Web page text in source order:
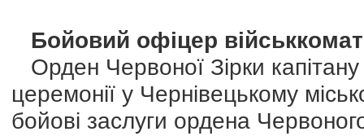
Бойовий офіцер
Орден Червоної Зірки
церемонії у Чернівецькому
бойові заслуги ордена